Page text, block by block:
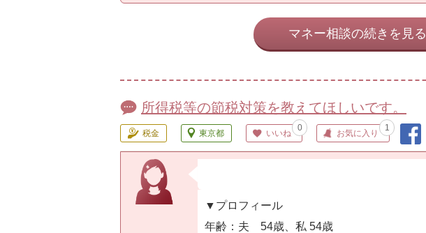
マネー相談の続きを見る
所得税等の節税対策を教えてほしいです。
税金 東京都 いいね
0
お気に入り
1
▼プロフィール
年齢：夫 54歳、私 54歳